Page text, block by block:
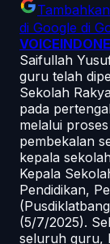
Tambahkan
di Google di
Saifullah
guru telah
Sekolah
pada
melalui
pembekalan
kepala
Kepala
Pendidikan,
(5/7/2025).
seluruh guru,